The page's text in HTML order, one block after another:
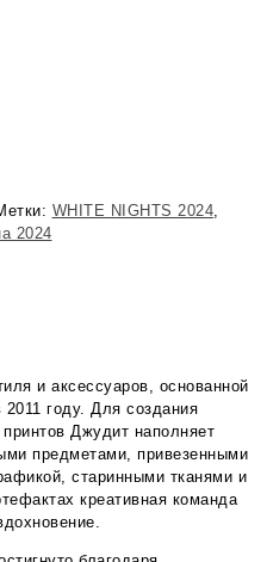
WHITE NIGHTS 2024,
2024
и аксессуаров, основанной
году. Для создания
Джудит наполняет
предметами, привезенными
старинными тканями и
креативная команда